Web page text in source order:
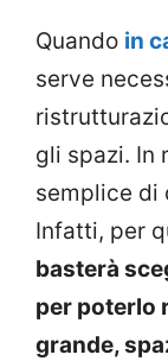
Quando in
serve
gli spazi. In
semplice di
Infatti, per
basterà
per poterlo
grande,